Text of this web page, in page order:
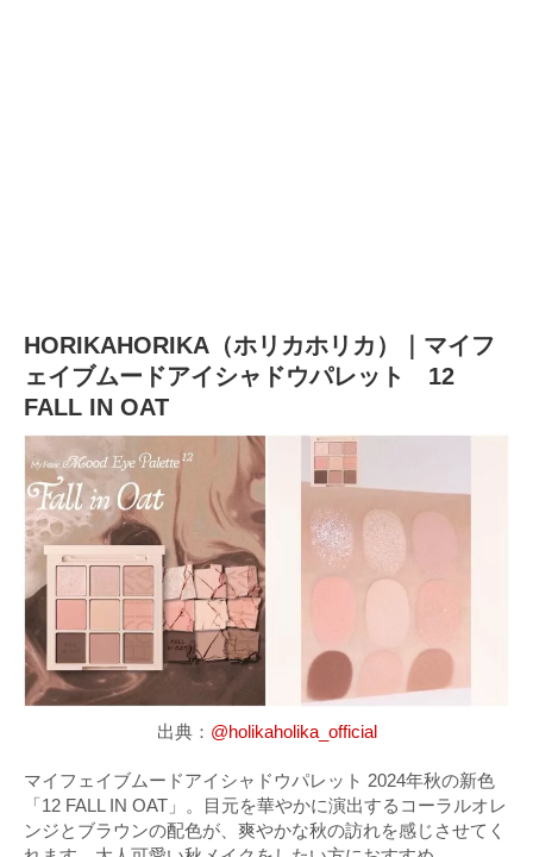
HORIKAHORIKA（ホリカホリカ）｜マイフ
ェイブムードアイシャドウパレット 12
FALL IN OAT
出典： @holikaholika_official
マイフェイブムードアイシャドウパレット 2024年秋の新色
「12 FALL IN OAT」。目元を華やかに演出するコーラルオレ
ンジとブラウンの配色が、爽やかな秋の訪れを感じさせてく